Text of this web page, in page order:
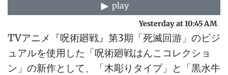
play
Yesterday at 10:45 AM
TVアニメ『呪術廻戦』第3期「死滅回游」のビジ
ュアルを使用した「呪術廻戦はんこコレクショ
ン」の新作として、「木彫りタイプ」と「黒水牛